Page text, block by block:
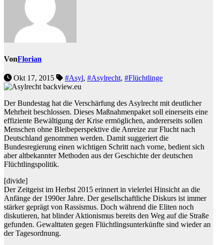
VonFlorian
Okt 17, 2015 #Asyl, #Asylrecht, #Flüchtlinge
Der Bundestag hat die Verschärfung des Asylrecht mit deutlicher
Mehrheit beschlossen. Dieses Maßnahmenpaket soll einerseits eine
effiziente Bewältigung der Krise ermöglichen, andererseits sollen
Menschen ohne Bleibeperspektive die Anreize zur Flucht nach
Deutschland genommen werden. Damit suggeriert die
Bundesregierung einen wichtigen Schritt nach vorne, bedient sich
aber altbekannter Methoden aus der Geschichte der deutschen
Flüchtlingspolitik.
[divide]
Der Zeitgeist im Herbst 2015 erinnert in vielerlei Hinsicht an die
Anfänge der 1990er Jahre. Der gesellschaftliche Diskurs ist immer
stärker geprägt von Rassismus. Doch während die Eliten noch
diskutieren, hat blinder Aktionismus bereits den Weg auf die Straße
gefunden. Gewalttaten gegen Flüchtlingsunterkünfte sind wieder an
der Tagesordnung.